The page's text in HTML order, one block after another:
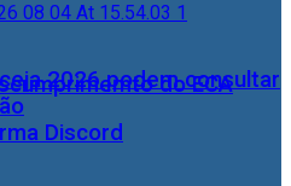
do ECA
Discord
2026 podem consultar